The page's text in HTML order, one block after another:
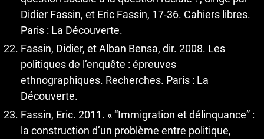
Didier Fassin, et Eric Fassin, 17-36. Cahiers libres.
Paris : La Découverte.
Fassin, Didier, et Alban Bensa, dir. 2008. Les
politiques de l’enquête : épreuves
ethnographiques. Recherches. Paris : La
Découverte.
Fassin, Eric. 2011. « “Immigration et délinquance” :
la construction d’un problème entre politique,